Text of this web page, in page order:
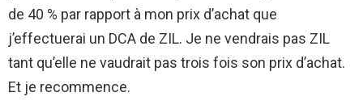
de 40 % par rapport à mon prix d’achat que
j’effectuerai un DCA de ZIL. Je ne vendrais pas ZIL
tant qu’elle ne vaudrait pas trois fois son prix d’achat.
Et je recommence.